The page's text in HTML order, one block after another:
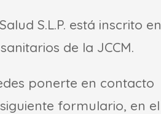
S.L.P. está inscrito en
de la JCCM.
ponerte en contacto
formulario, en el